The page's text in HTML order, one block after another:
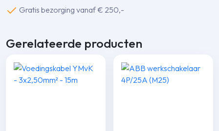
aantalGratis bezorging vanaf € 250,-
Gerelateerde producten